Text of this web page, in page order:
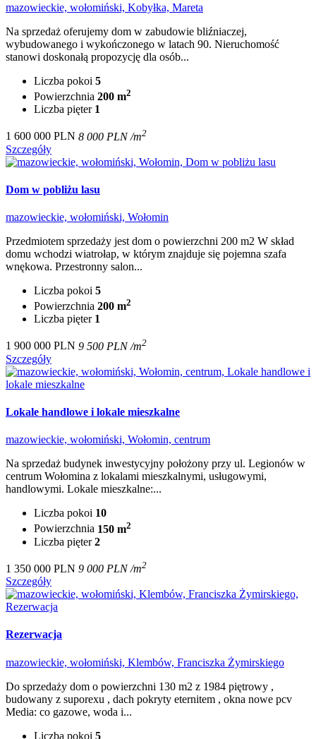
mazowieckie, wołomiński, Kobyłka, Mareta
Na sprzedaż oferujemy dom w zabudowie bliźniaczej,
wybudowanego i wykończonego w latach 90. Nieruchomość
stanowi doskonałą propozycję dla osób...
Liczba pokoi 5
Powierzchnia 200 m2
Liczba pięter 1
1 600 000 PLN 8 000 PLN /m2
Szczegóły
Dom w pobliżu lasu
mazowieckie, wołomiński, Wołomin
Przedmiotem sprzedaży jest dom o powierzchni 200 m2 W skład
domu wchodzi wiatrołap, w którym znajduje się pojemna szafa
wnękowa. Przestronny salon...
Liczba pokoi 5
Powierzchnia 200 m2
Liczba pięter 1
1 900 000 PLN 9 500 PLN /m2
Szczegóły
Lokale handlowe i lokale mieszkalne
mazowieckie, wołomiński, Wołomin, centrum
Na sprzedaż budynek inwestycyjny położony przy ul. Legionów w
centrum Wołomina z lokalami mieszkalnymi, usługowymi,
handlowymi. Lokale mieszkalne:...
Liczba pokoi 10
Powierzchnia 150 m2
Liczba pięter2
1 350 000 PLN 9 000 PLN /m2
Szczegóły
Rezerwacja
mazowieckie, wołomiński, Klembów, Franciszka Żymirskiego
Do sprzedaży dom o powierzchni 130 m2 z 1984 piętrowy ,
budowany z suporexu , dach pokryty eternitem , okna nowe pcv
Media: co gazowe, woda i...
Liczba pokoi 5